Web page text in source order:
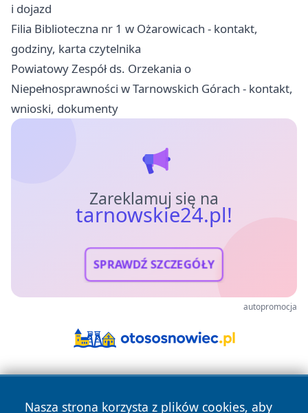
i dojazd
Filia Biblioteczna nr 1 w Ożarowicach - kontakt,
godziny, karta czytelnika
Powiatowy Zespół ds. Orzekania o
Niepełnosprawności w Tarnowskich Górach - kontakt,
wnioski, dokumenty
Zareklamuj się na
tarnowskie24.pl!
SPRAWDŹ SZCZEGÓŁY
autopromocja
Nasza strona korzysta z plików cookies, aby